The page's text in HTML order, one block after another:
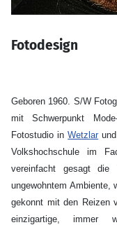
Fotodesign
Geboren 1960. S/W
mit Schwerpunkt
Fotostudio inWetzlar
Volkshochschule im
vereinfacht gesagt die
ungewohntem Ambiente,
gekonnt mit den Reizen
einzigartige, immer